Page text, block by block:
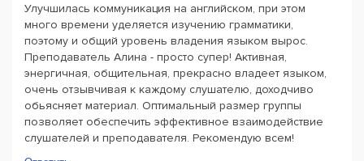
Улучшилась коммуникация на английском, при этом
много времени уделяется изучению грамматики,
поэтому и общий уровень владения языком вырос.
Преподаватель Алина - просто супер! Активная,
энергичная, общительная, прекрасно владеет языком,
очень отзывчивая к каждому слушателю, доходчиво
обьясняет материал. Оптимальный размер группы
позволяет обеспечить эффективное взаимодействие
слушателей и преподавателя. Рекомендую всем!